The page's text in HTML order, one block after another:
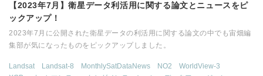
【2023年7月】衛星データ利活用に関する論文とニュースをピ
ックアップ！
2023年7月に公開された衛星データの利活用に関する論文の中でも宙畑編
集部が気になったものをピックアップしました。
Landsat Landsat-8 MonthlySatDataNews NO2
WorldView-3